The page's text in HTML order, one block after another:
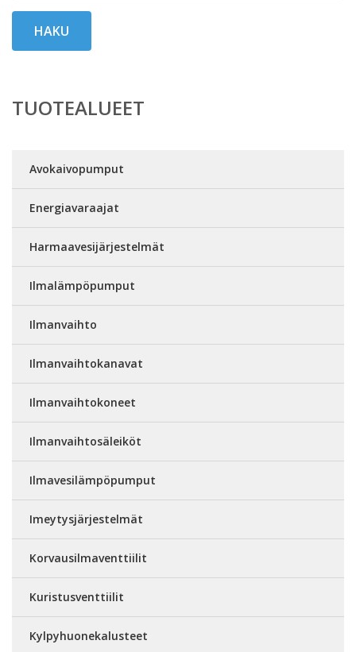
HAKU
TUOTEALUEET
Avokaivopumput
Energiavaraajat
Harmaavesijärjestelmät
Ilmalämpöpumput
Ilmanvaihto
Ilmanvaihtokanavat
Ilmanvaihtokoneet
Ilmanvaihtosäleiköt
Ilmavesilämpöpumput
Imeytysjärjestelmät
Korvausilmaventtiilit
Kuristusventtiilit
Kylpyhuonekalusteet